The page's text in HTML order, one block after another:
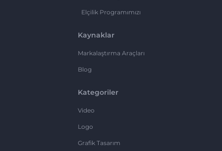
Elçilik Programımızı
Kaynaklar
Markalaştırma Araçları
Blog
Kategoriler
Video
Logo
Grafik Tasarım